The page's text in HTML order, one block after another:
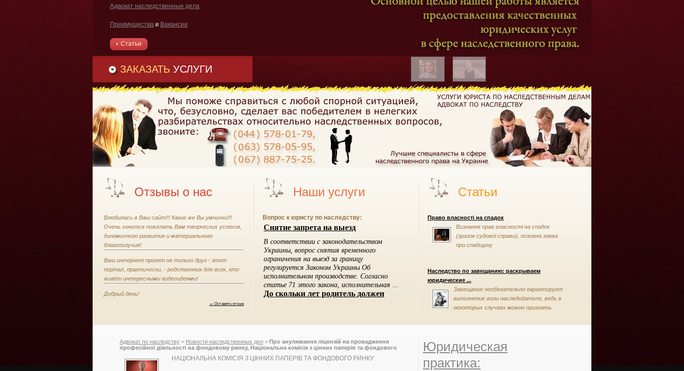
Адвокат наследственные дела
Преимущества и Вакансии
Статьи
ЗАКАЗАТЬ УСЛУГИ
Отзывы о нас
Влюбилась в Ваш сайт!!! Какие же Вы умнички!!!
Очень хочется пожелать Вам творческих успехов,
динамичного развития и материального
благополучия!
Ваш интернет проект не только друг - этот
портал, практически, - родственник для всех, кто
живёт интересными видеоидеями!
Добрый день!
→ Оставить отзыв
Наши услуги
Вопрос к юристу по наследству:
Статьи
Право власності на спадок
Визнання прав власності на спадок
(зразок судової справи), позовна заява
про спадщину
Наследство по завещанию: раскрываем
юридические ...
Завещание необязательно гарантирует
выполнение воли наследодателя, ведь в
некоторых случаях можно признать
Адвокат по наследству > Новости наследственных дел > Про анулювання ліцензій на провадження
професійної діяльності на фондовому ринку, Національна комісія з цінних паперів та фондового
НАЦІОНАЛЬНА КОМІСІЯ З ЦІННИХ ПАПЕРІВ ТА ФОНДОВОГО РИНКУ
Юридическая
практика: